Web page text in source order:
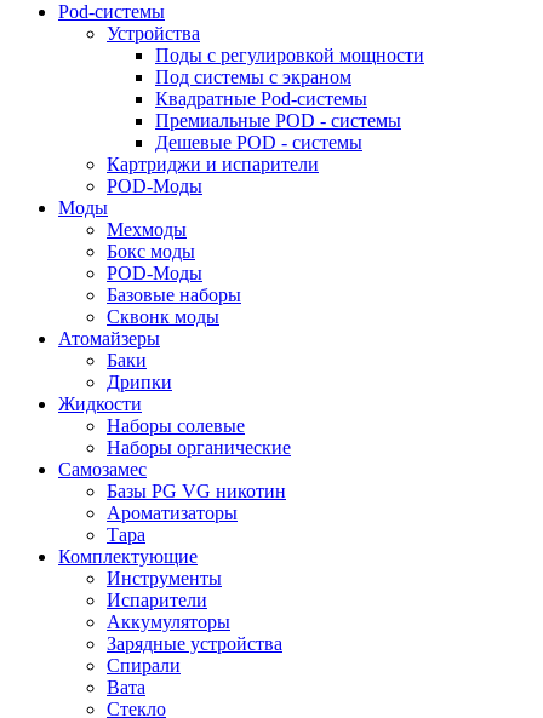
Pod-системы
Устройства
Поды с регулировкой мощности
Под системы с экраном
Квадратные Pod-системы
Премиальные POD - системы
Дешевые POD - системы
Картриджи и испарители
POD-Моды
Моды
Мехмоды
Бокс моды
POD-Моды
Базовые наборы
Сквонк моды
Атомайзеры
Баки
Дрипки
Жидкости
Наборы солевые
Наборы органические
Самозамес
Базы PG VG никотин
Ароматизаторы
Тара
Комплектующие
Инструменты
Испарители
Аккумуляторы
Зарядные устройства
Спирали
Вата
Стекло